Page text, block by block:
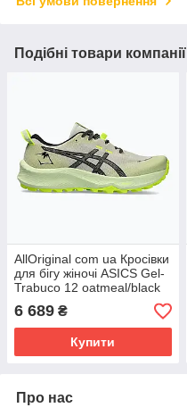
Подібні товари компанії
AllOriginal com ua Кросівки
для бігу жіночі ASICS Gel-
Trabuco 12 oatmeal/black
РОЗМІРИ ЗАПИТУЙТЕ
6 689 ₴
Купити
Про нас